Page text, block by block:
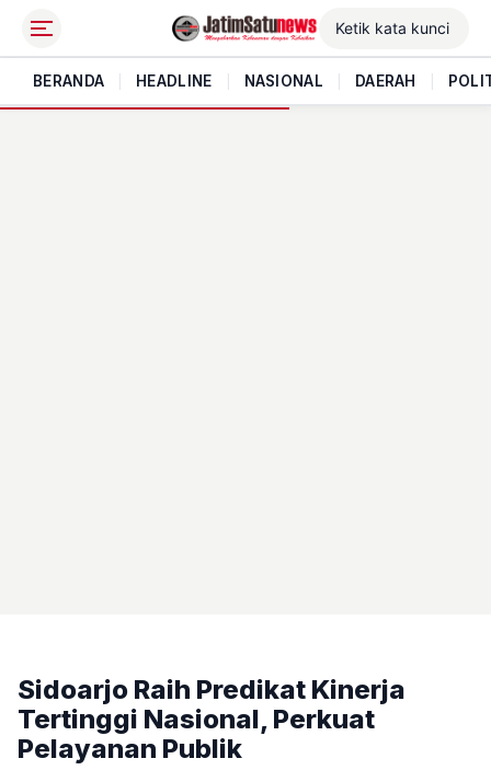
BERANDA HEADLINE NASIONAL DAERAH
Sidoarjo Raih Predikat Kinerja
Tertinggi Nasional, Perkuat
Pelayanan Publik